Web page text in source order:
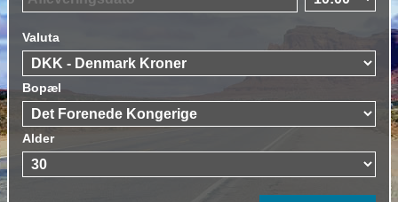
Valuta
Bopæl
Alder